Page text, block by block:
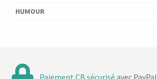
HUMOUR
Paiement CB sécurisé avec PayPal